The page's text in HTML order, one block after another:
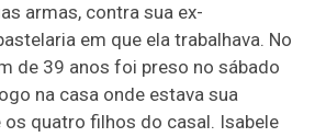
armas, contra sua ex-
em que ela trabalhava. No
de 39 anos foi preso no sábado
na casa onde estava sua
os quatro filhos do casal. Isabele